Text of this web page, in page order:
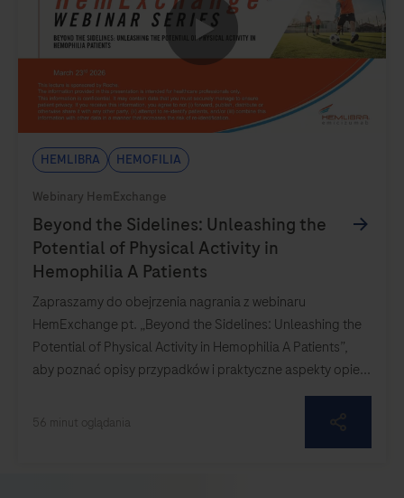
0:00 / 56:21
Hemlibra Hemofilia
Zapraszamy do obejrzenia nagrania z webinaru
HemExchange pt. „Beyond the Sidelines: Unleashing the
Potential of Physical Activity in Hemophilia A Patients”,
aby poznać opisy przypadków i praktyczne aspekty opie...